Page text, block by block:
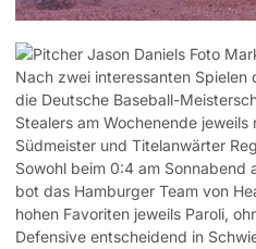
Nach zwei interessanten Spielen
die Deutsche Baseball-
Stealers am Wochenende
Südmeister und Titelanwärter
Sowohl beim 0:4 am Sonnabend
bot das Hamburger Team von
hohen Favoriten jeweils Paroli,
Defensive entscheidend in